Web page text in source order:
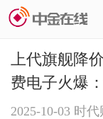
上代旗舰降
费电子火爆
2025-10-03 时代